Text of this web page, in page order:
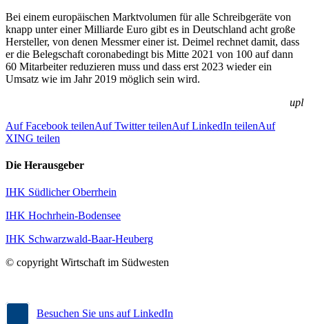
Bei einem europäischen Marktvolumen für alle Schreibgeräte von
knapp unter einer Milliarde Euro gibt es in Deutschland acht große
Hersteller, von denen Messmer einer ist. Deimel rechnet damit, dass
er die Belegschaft coronabedingt bis Mitte 2021 von 100 auf dann
60 Mitarbeiter reduzieren muss und dass erst 2023 wieder ein
Umsatz wie im Jahr 2019 möglich sein wird.
upl
Auf Facebook teilenAuf Twitter teilenAuf LinkedIn teilenAuf
XING teilen
Die Herausgeber
IHK Südlicher Oberrhein
IHK Hochrhein-Bodensee
IHK Schwarzwald-Baar-Heuberg
© copyright Wirtschaft im Südwesten
Besuchen Sie uns auf LinkedIn